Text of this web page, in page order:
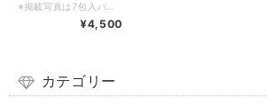
※掲載写真は7包入パッケージです。 ※領収書発行のご希望について※ 領収書発行は不可となります。 同封する「納品書」またはお買い上げ時に届くメールを「請求書」として保管してください。
¥4,500
カテゴリー